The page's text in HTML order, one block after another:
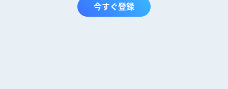
今すぐ登録